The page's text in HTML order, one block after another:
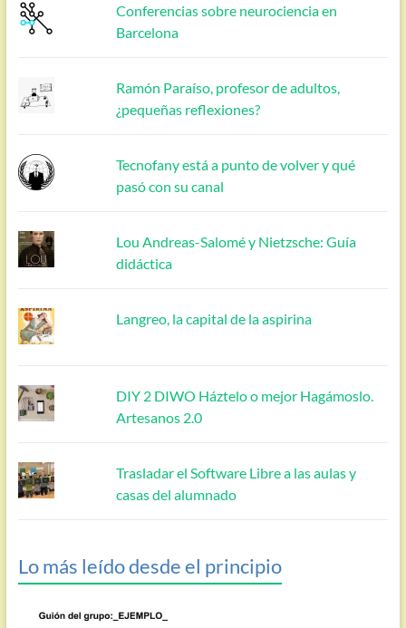
Conferencias sobre neurociencia en
Barcelona
Ramón Paraíso, profesor de adultos,
¿pequeñas reflexiones?
Tecnofany está a punto de volver y qué
pasó con su canal
Lou Andreas-Salomé y Nietzsche: Guía
didáctica
Langreo, la capital de la aspirina
DIY 2 DIWO Háztelo o mejor Hagámoslo.
Artesanos 2.0
Trasladar el Software Libre a las aulas y
casas del alumnado
Lo más leído desde el principio